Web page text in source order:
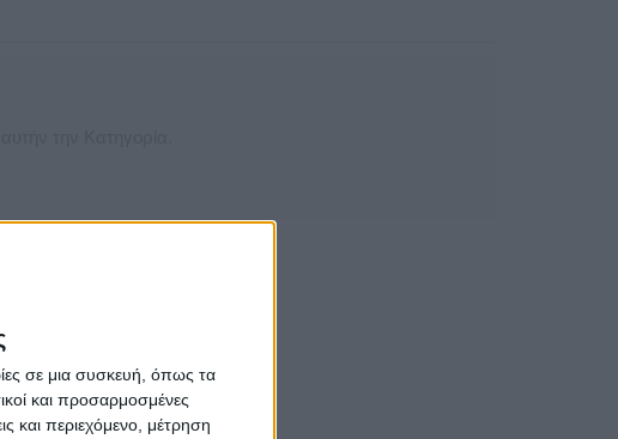
σε μια συσκευή, όπως τα
και προσαρμοσμένες
και περιεχόμενο, μέτρηση